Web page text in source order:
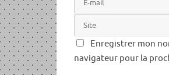
Enregistrer mon
navigateur pour la